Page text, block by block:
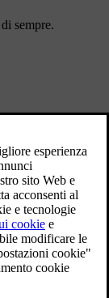
sempre.
una vita in